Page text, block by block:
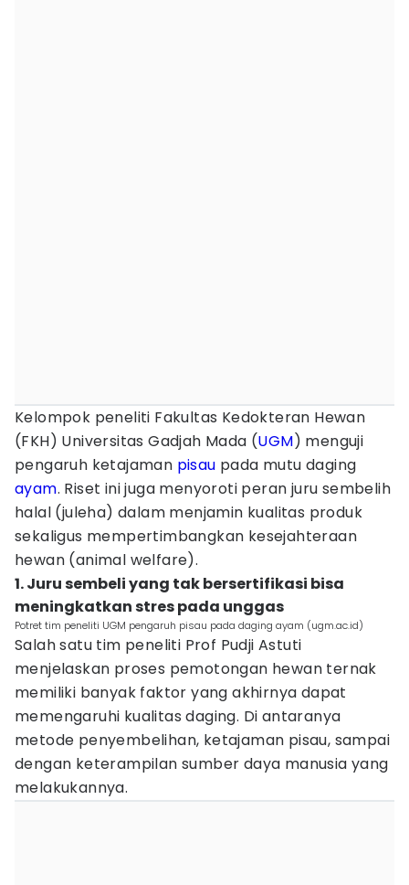
Kelompok peneliti Fakultas Kedokteran Hewan
(FKH) Universitas Gadjah Mada (UGM) menguji
pengaruh ketajaman pisau pada mutu daging
ayam. Riset ini juga menyoroti peran juru sembelih
halal (juleha) dalam menjamin kualitas produk
sekaligus mempertimbangkan kesejahteraan
hewan (animal welfare).
1. Juru sembeli yang tak bersertifikasi bisa
meningkatkan stres pada unggas
Potret tim peneliti UGM pengaruh pisau pada daging ayam (ugm.ac.id)
Salah satu tim peneliti Prof Pudji Astuti
menjelaskan proses pemotongan hewan ternak
memiliki banyak faktor yang akhirnya dapat
memengaruhi kualitas daging. Di antaranya
metode penyembelihan, ketajaman pisau, sampai
dengan keterampilan sumber daya manusia yang
melakukannya.